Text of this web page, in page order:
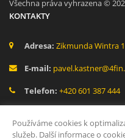
Všechna práva vyhrazena ©
KONTAKTY
Adresa: Zikmunda Wintra
E-mail:
Telefon: +420 601 387 444
Používáme cookies k
služeb. Další informace o